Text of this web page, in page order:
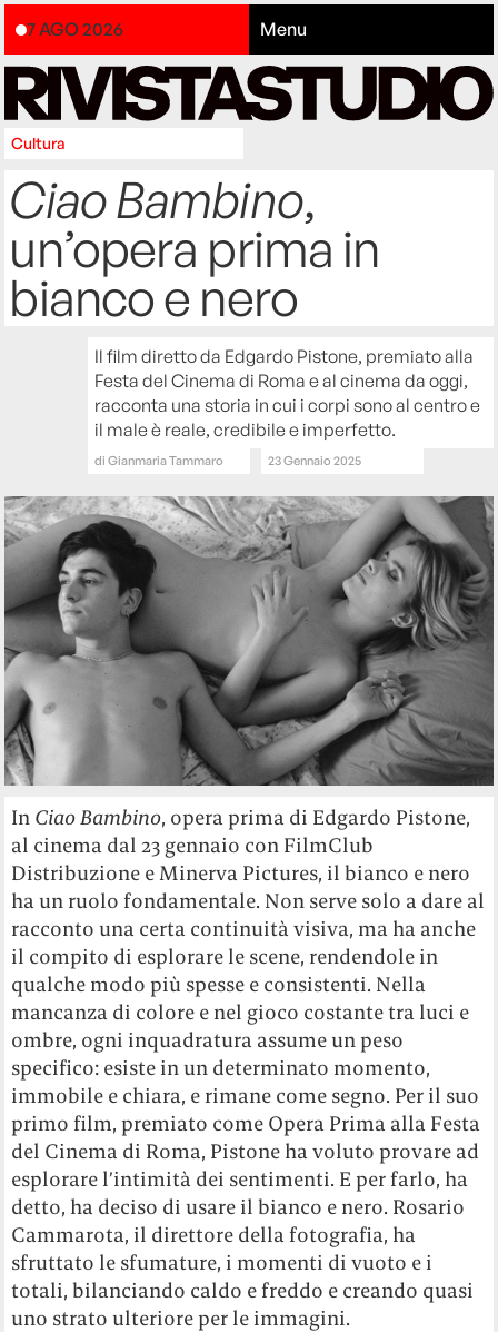
7 AGO 2026 Menu
Cultura
Ciao Bambino,
un’opera prima in
bianco e nero
Il film diretto da Edgardo Pistone, premiato alla
Festa del Cinema di Roma e al cinema da oggi,
racconta una storia in cui i corpi sono al centro e
il male è reale, credibile e imperfetto.
diGianmaria Tammaro 23 Gennaio 2025
In Ciao Bambino, opera prima di Edgardo Pistone,
al cinema dal 23 gennaio con FilmClub
Distribuzione e Minerva Pictures, il bianco e nero
ha un ruolo fondamentale. Non serve solo a dare al
racconto una certa continuità visiva, ma ha anche
il compito di esplorare le scene, rendendole in
qualche modo più spesse e consistenti. Nella
mancanza di colore e nel gioco costante tra luci e
ombre, ogni inquadratura assume un peso
specifico: esiste in un determinato momento,
immobile e chiara, e rimane come segno. Per il suo
primo film, premiato come Opera Prima alla Festa
del Cinema di Roma, Pistone ha voluto provare ad
esplorare l’intimità dei sentimenti. E per farlo, ha
detto, ha deciso di usare il bianco e nero. Rosario
Cammarota, il direttore della fotografia, ha
sfruttato le sfumature, i momenti di vuoto e i
totali, bilanciando caldo e freddo e creando quasi
uno strato ulteriore per le immagini.